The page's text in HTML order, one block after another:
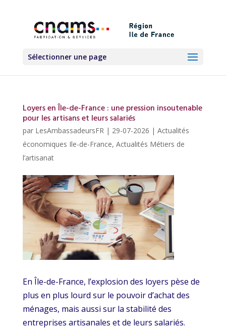
Sélectionner une page
Loyers en Île-de-France : une pression insoutenable
pour les artisans et leurs salariés
par LesAmbassadeursFR| 29-07-2026 | Actualités
économiques Ile-de-France, Actualités Métiers de
l’artisanat
En Île-de-France, l’explosion des loyers pèse de
plus en plus lourd sur le pouvoir d’achat des
ménages, mais aussi sur la stabilité des
entreprises artisanales et de leurs salariés.